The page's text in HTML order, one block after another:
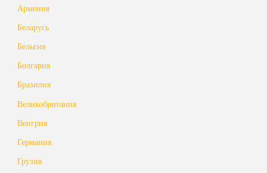
Армения
Беларусь
Бельгия
Болгария
Бразилия
Великобритания
Венгрия
Германия
Грузия